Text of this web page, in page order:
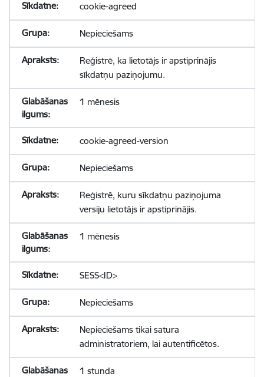
cookie-agreed
Nepieciešams
Reģistrē, ka lietotājs ir apstiprinājis
sīkdatņu paziņojumu.
1 mēnesis
cookie-agreed-version
Nepieciešams
Reģistrē, kuru sīkdatņu paziņojuma
versiju lietotājs ir apstiprinājis.
1 mēnesis
SESS<ID>
Nepieciešams
Nepieciešams tikai satura
administratoriem, lai autentificētos.
1 stunda